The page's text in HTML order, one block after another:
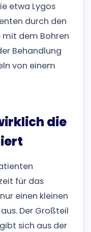
etwa Lygos
durch den
mit dem Bohren
Behandlung
von einem
die
für das
einen kleinen
Der Großteil
sich aus der